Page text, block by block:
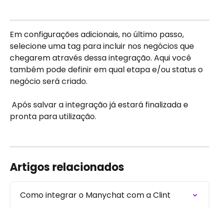
Em configurações adicionais, no último passo,
selecione uma tag para incluir nos negócios que
chegarem através dessa integração. Aqui você
também pode definir em qual etapa e/ou status o
negócio será criado.
pronta para utilização.
Artigos relacionados
Como integrar o Manychat com a Clint